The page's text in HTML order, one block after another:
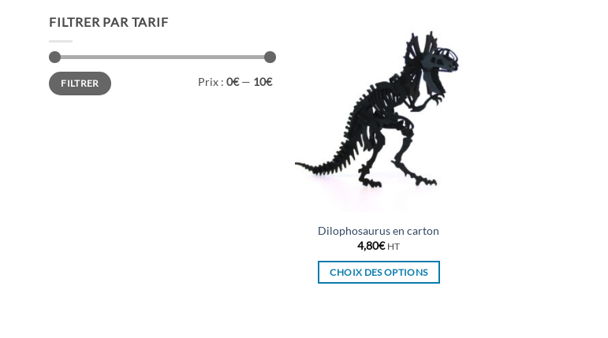
FILTRER PAR TARIF
Prix
min
Prix
maxFILTRER Prix : 0€— 10€
Dilophosaurus en carton
4,80€ HT
CHOIX DES OPTIONS